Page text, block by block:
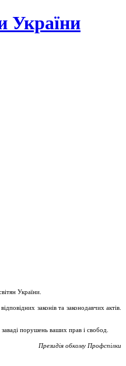
України
України.
законів та законодавчих актів.
порушень ваших прав і свобод.
Президія обкому Профспілки